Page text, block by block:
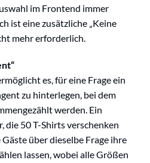
im Frontend immer
ist eine zusätzliche „Keine
mehr erforderlich.
es, für eine Frage ein
zu hinterlegen, bei dem
werden. Ein
die 50 T-Shirts verschenken
über dieselbe Frage ihre
lassen, wobei alle Größen